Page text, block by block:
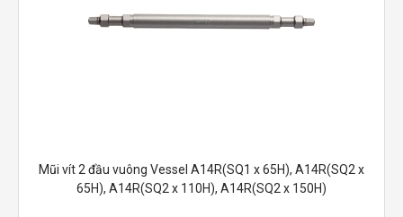
Mũi vít 2 đầu vuông Vessel A14R(SQ1 x 65H), A14R(SQ2 x
65H), A14R(SQ2 x 110H), A14R(SQ2 x 150H)